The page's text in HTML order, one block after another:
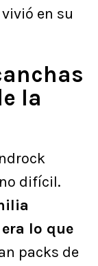
en su
la
difícil.
lo que
packs de